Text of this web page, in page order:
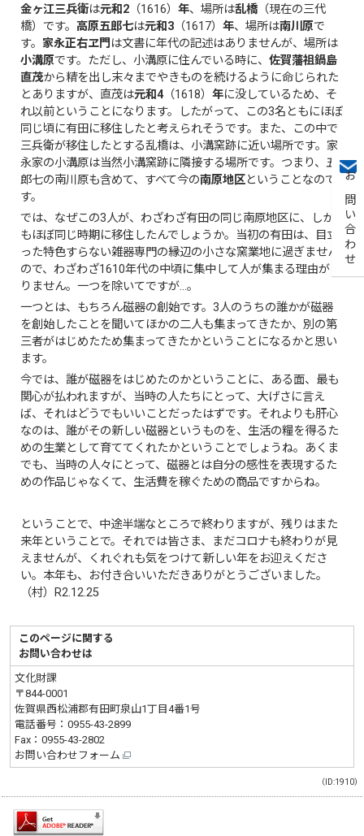
お問い合わせ
金ヶ江三兵衛は元和2 （1616）年、場所は乱橋（現在の三代
橋）です。高原五郎七は元和3 （1617）年、場所は南川原で
す。 家永正右ヱ門 は文書に年代の記述はありませんが、場所は
小溝原です。ただし、小溝原に住んでいる時に、佐賀藩祖鍋島
直茂から精を出し末々までやきものを続けるように命じられた
とありますが、直茂は元和4（1618）年に没しているため、そ
れ以前ということになります。したがって、この3名ともにほぼ
同じ頃に有田に移住したと考えられそうです。また、この中で
三兵衛が移住したとする乱橋は、小溝窯跡に近い場所です。家
永家の小溝原は当然小溝窯跡に隣接する場所です。つまり、五
郎七の南川原も含めて、すべて今の南原地区ということなので
す。
では、なぜこの3人が、わざわざ有田の同じ南原地区に、しか
もほぼ同じ時期に移住したんでしょうか。当初の有田は、目立
った特色すらない雑器専門の縁辺の小さな窯業地に過ぎません
ので、わざわざ1610年代の中頃に集中して人が集まる理由があ
りません。一つを除いてですが…。
一つとは、もちろん磁器の創始です。3人のうちの誰かが磁器
を創始したことを聞いてほかの二人も集まってきたか、別の第
三者がはじめたため集まってきたかということになるかと思い
ます。
今では、誰が磁器をはじめたのかということに、ある面、最も
関心が払われますが、当時の人たちにとって、大げさに言え
ば、それはどうでもいいことだったはずです。それよりも肝心
なのは、誰がその新しい磁器というものを、生活の糧を得るた
めの生業として育ててくれたかということでしょうね。あくま
でも、当時の人々にとって、磁器とは自分の感性を表現するた
めの作品じゃなくて、生活費を稼ぐための商品ですからね。
ということで、中途半端なところで終わりますが、残りはまた
来年ということで。それでは皆さま、まだコロナも終わりが見
えませんが、くれぐれも気をつけて新しい年をお迎えくださ
い。本年も、お付き合いいただきありがとうございました。
（村）R2.12.25
このページに関する
お問い合わせは
文化財課
〒844-0001
佐賀県西松浦郡有田町泉山1丁目4番1号
電話番号：0955-43-2899
Fax：0955-43-2802
お問い合わせフォーム
（ID:1910）